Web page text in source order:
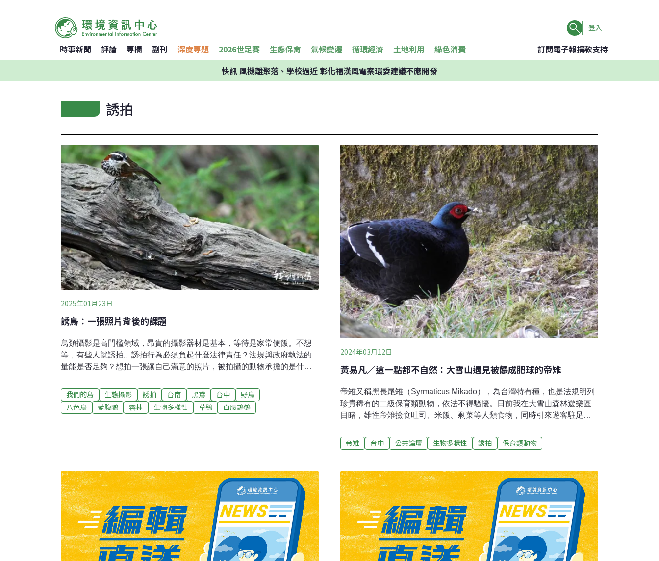
登入
時事新聞 評論 專欄 副刊 深度專題 2026世足賽 生態保育 氣候變遷 循環經濟 土地利用 綠色消費 訂閱電子報捐款支持
快訊風機離聚落、學校過近 彰化福漢風電案環委建議不應開發
誘拍
2025年01月23日
誘鳥：一張照片背後的課題
鳥類攝影是高門檻領域，昂貴的攝影器材是基本，等待是家常便飯。不想
等，有些人就誘拍。誘拍行為必須負起什麼法律責任？法規與政府執法的
量能是否足夠？想拍一張讓自己滿意的照片，被拍攝的動物承擔的是什麼
一條小溪旁，鳥友搭起了遮陽棚，橫跨小溪的竹子、地上精心布置的枯
木，是特地打造的舞台，為了迎接遠道而來的八色鳥。4月中下旬，八色鳥
陸續來台，和鮮明的羽色成對比，牠們生性隱密，喜歡在低海拔天然林底
被誘拍的對象還有共域物種，甚至近幾年族群擴張迅速的外來種白腰鵲
鴝，也常出現在鳥友搭建的舞台上。等
我們的島 生態攝影 誘拍 台南 黑鳶 台中
野鳥
八色鳥
藍腹鷴 雲林 生物多樣性 草鴞 白腰鵲鴝
2024年03月12日
黃易凡／這一點都不自然：大雪山遇見被餵成肥球的帝雉
帝雉又稱黑長尾雉（Syrmaticus Mikado），為台灣特有種，也是法規明列
珍貴稀有的二級保育類動物，依法不得騷擾。日前我在大雪山森林遊樂區
目睹，雄性帝雉撿食吐司、米飯、剩菜等人類食物，同時引來遊客駐足拍
健康，油脂過高且營養單一，如果遇到這樣的狀況，我們可以做什麼？賞
鳥聖地餵食亂象 帝雉成了被馴服的雞嚮往大雪山賞鳥聖地已久，已數年未
是發現有人播鳥音誘鳥，因為沒有確鑿事證，在此不贅述，其二是不當餵
食。 大雪山是個很妙的地方，怎說？只要有任何動靜，大砲、小相機都會
一齊被吸去，整個森林遊樂區像巨大磁鐵般，持續引來各式各樣拍鳥的
人。步道上、停車場旁、廁所邊⋯⋯隨時都有人在左顧右盼，尋找心中嚮
往的飛羽。傍晚，遲鈍的我們還在休息進食，才聽到人家說帝雉出現了，
抓著相機壓
帝雉 台中 公共論壇 生物多樣性 誘拍 保育類動物